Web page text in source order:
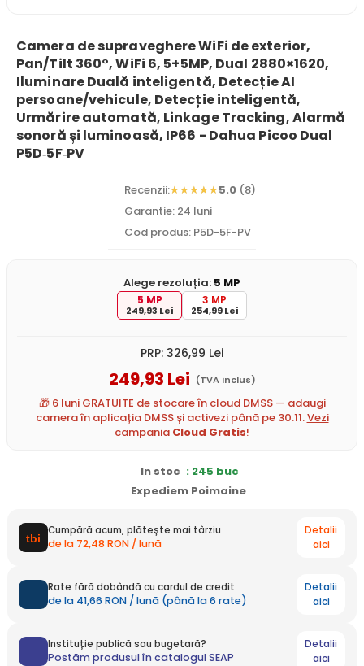
Camera de supraveghere WiFi de exterior,
Pan/Tilt 360°, WiFi 6, 5+5MP, Dual 2880×1620,
Iluminare Duală inteligentă, Detecție AI
persoane/vehicule, Detecție inteligentă,
Urmărire automată, Linkage Tracking, Alarmă
sonoră și luminoasă, IP66 - Dahua Picoo Dual
P5D‑5F‑PV
Recenzii: 5.0(8)
Garantie: 24 luni
Cod produs: P5D-5F-PV
Alege rezoluția: 5 MP
5 MP
249,93 Lei
3 MP
254,99 Lei
PRP: 326,99 Lei
249,93 Lei (TVA inclus)
🎁 6 luni GRATUITE de stocare în cloud DMSS — adaugi
camera în aplicația DMSS și activezi până pe 30.11.Vezi
campania Cloud Gratis!
In stoc : 245 buc
Expediem Poimaine
Cumpără acum, plătește mai târziu
de la 72,48 RON / lună
Detalii
aici
Rate fără dobândă cu cardul de credit
de la 41,66 RON / lună (până la 6 rate)
Detalii
aici
Instituție publică sau bugetară?
Postăm produsul în catalogul SEAP
Detalii
aici